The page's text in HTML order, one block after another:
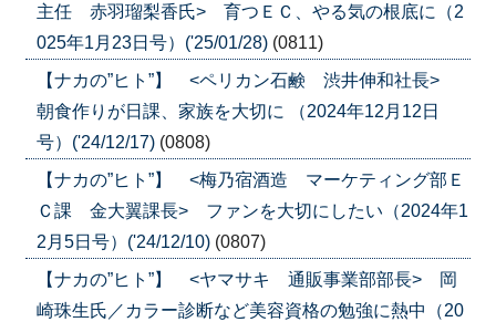
主任 赤羽瑠梨香氏> 育つＥＣ、やる気の根底に（2
025年1月23日号）('25/01/28) (0811)
【ナカの”ヒト”】 <ペリカン石鹸 渋井伸和社長>
朝食作りが日課、家族を大切に （2024年12月12日
号）('24/12/17) (0808)
【ナカの”ヒト”】 <梅乃宿酒造 マーケティング部Ｅ
Ｃ課 金大翼課長> ファンを大切にしたい（2024年1
2月5日号）('24/12/10) (0807)
【ナカの”ヒト”】 <ヤマサキ 通販事業部部長> 岡
崎珠生氏／カラー診断など美容資格の勉強に熱中（20